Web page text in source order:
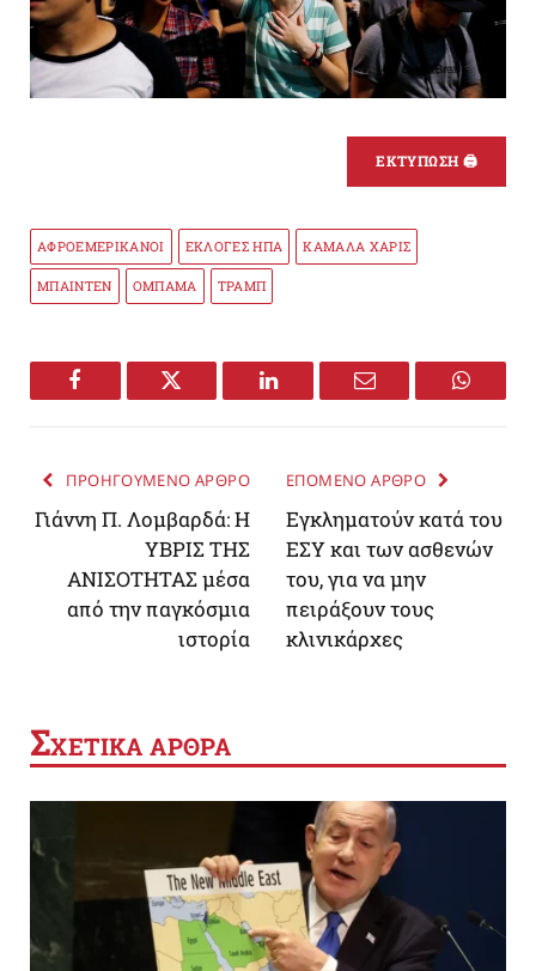
ΕΚΤΥΠΩΣΗ 🖨
ΑΦΡΟΕΜΕΡΙΚΑΝΟΙ ΕΚΛΟΓΕΣ ΗΠΑ ΚΑΜΑΛΑ ΧΑΡΙΣ
ΜΠΑΙΝΤΕΝ ΟΜΠΑΜΑ ΤΡΑΜΠ
Facebook Twitter LinkedIn Email
ΠΡΟΗΓΟΥΜΕΝΟ ΑΡΘΡΟ
Γιάννη Π. Λομβαρδά: Η
ΥΒΡΙΣ ΤΗΣ
ΑΝΙΣΟΤΗΤΑΣ μέσα
από την παγκόσμια
ιστορία
ΕΠΟΜΕΝΟ ΑΡΘΡΟ
Εγκληματούν κατά του
ΕΣΥ και των ασθενών
του, για να μην
πειράξουν τους
κλινικάρχες
ΣΧΕΤΙΚΑ ΑΡΘΡΑ